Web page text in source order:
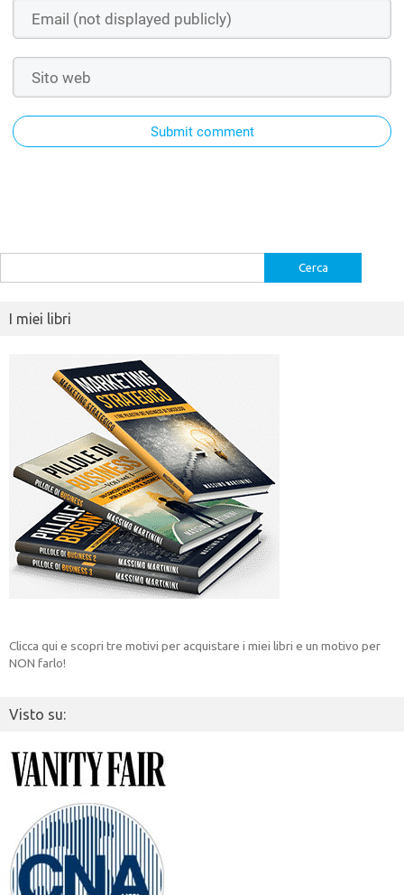
Submit comment
per:
I miei libri
Clicca qui e scopri tre motivi per acquistare i miei libri e un motivo per
NON farlo!
Visto su: